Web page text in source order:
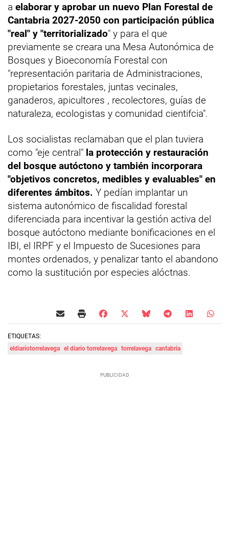
a elaborar y aprobar un nuevo Plan Forestal de
Cantabria 2027-2050 con participación pública
"real" y "territorializado" y para el que
previamente se creara una Mesa Autonómica de
Bosques y Bioeconomía Forestal con
"representación paritaria de Administraciones,
propietarios forestales, juntas vecinales,
ganaderos, apicultores , recolectores, guías de
naturaleza, ecologistas y comunidad cientifcia".
Los socialistas reclamaban que el plan tuviera
como "eje central" la protección y restauración
del bosque autóctono y también incorporara
"objetivos concretos, medibles y evaluables" en
diferentes ámbitos. Y pedían implantar un
sistema autonómico de fiscalidad forestal
diferenciada para incentivar la gestión activa del
bosque autóctono mediante bonificaciones en el
IBI, el IRPF y el Impuesto de Sucesiones para
montes ordenados, y penalizar tanto el abandono
como la sustitución por especies alóctnas.
ETIQUETAS:
eldiariotorrelavega el diario torrelavega torrelavega cantabria